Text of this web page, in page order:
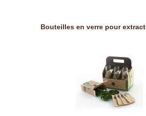
Bouteilles en verre pour